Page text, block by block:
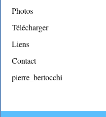
Photos
Télécharger
Liens
Contact
pierre_bertocchi